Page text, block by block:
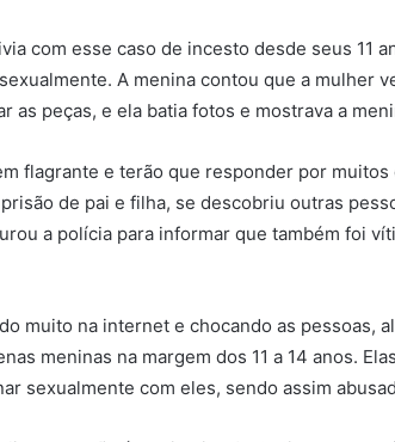
com esse caso de incesto desde seus 11
A menina contou que a mulher
as peças, e ela batia fotos e mostrava a
flagrante e terão que responder por
de pai e filha, se descobriu outras
a polícia para informar que também foi
muito na internet e chocando as pessoas,
meninas na margem dos 11 a 14 anos.
sexualmente com eles, sendo assim